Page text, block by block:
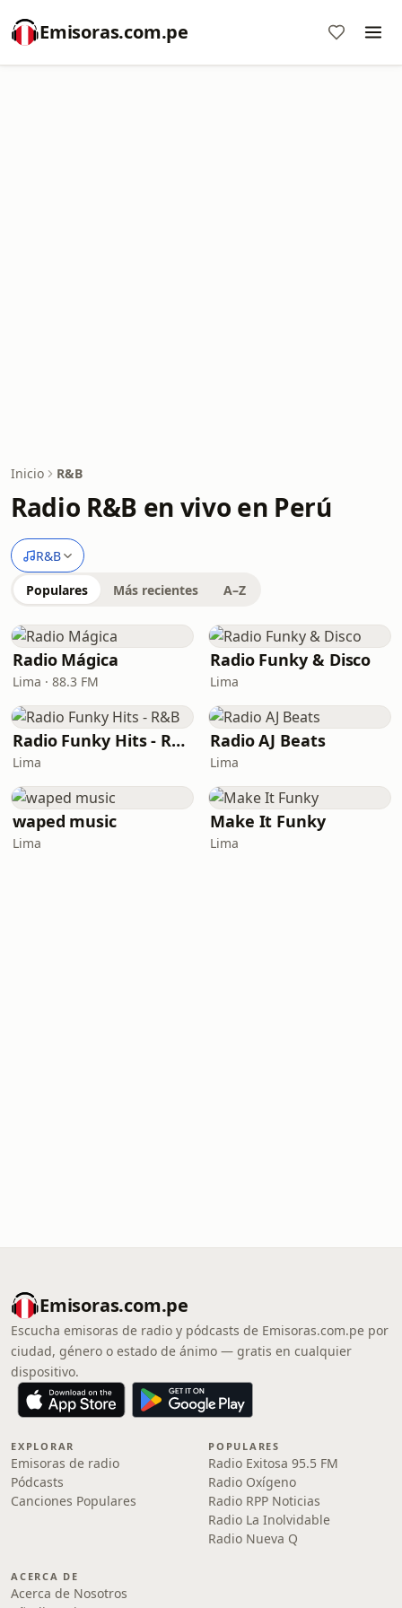
Emisoras.com.pe
Inicio R&B
Radio R&B en vivo en Perú
R&B
Populares Más recientes A–Z
Radio Mágica
Lima · 88.3 FM
Radio Funky & Disco
Lima
Radio Funky Hits - R&B
Lima
Radio AJ Beats
Lima
waped music
Lima
Make It Funky
Lima
Emisoras.com.pe
Escucha emisoras de radio y pódcasts de Emisoras.com.pe por
ciudad, género o estado de ánimo — gratis en cualquier
dispositivo.
EXPLORAR
Emisoras de radio
Pódcasts
Canciones Populares
POPULARES
Radio Exitosa 95.5 FM
Radio Oxígeno
Radio RPP Noticias
Radio La Inolvidable
Radio Nueva Q
ACERCA DE
Acerca de Nosotros